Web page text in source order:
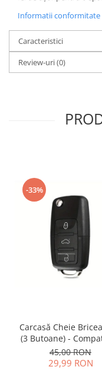
Informatii
Caracteristici
Review-uri(0)
-33%
Carcasă Cheie
(3 Butoane) -
Golf 5, Jetta, Touran
45,00 RON
29,99 RON